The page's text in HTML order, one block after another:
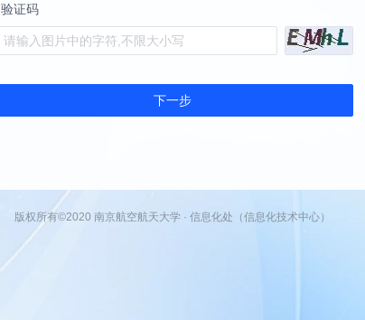
验证码
下一步
版权所有©2020 南京航空航天大学 · 信息化处（信息化技术中心）